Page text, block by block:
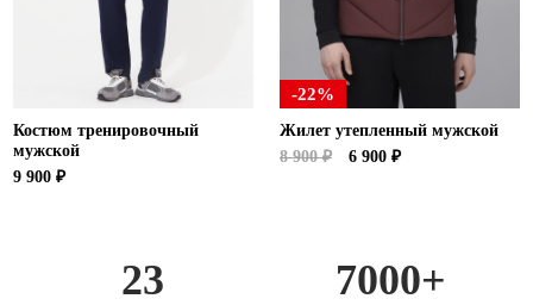
Костюм тренировочный
мужской
9 900 ₽
-22%
Жилет утепленный мужской
8 900 ₽
6 900 ₽
23 7000+